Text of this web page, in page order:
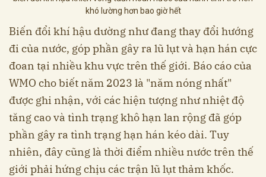
khó lường hơn bao giờ hết
Biến đổi khí hậu dường như đang thay đổi hướng
đi của nước, góp phần gây ra lũ lụt và hạn hán cực
đoan tại nhiều khu vực trên thế giới. Báo cáo của
WMO cho biết năm 2023 là "năm nóng nhất"
được ghi nhận, với các hiện tượng như nhiệt độ
tăng cao và tình trạng khô hạn lan rộng đã góp
phần gây ra tình trạng hạn hán kéo dài. Tuy
nhiên, đây cũng là thời điểm nhiều nước trên thế
giới phải hứng chịu các trận lũ lụt thảm khốc.